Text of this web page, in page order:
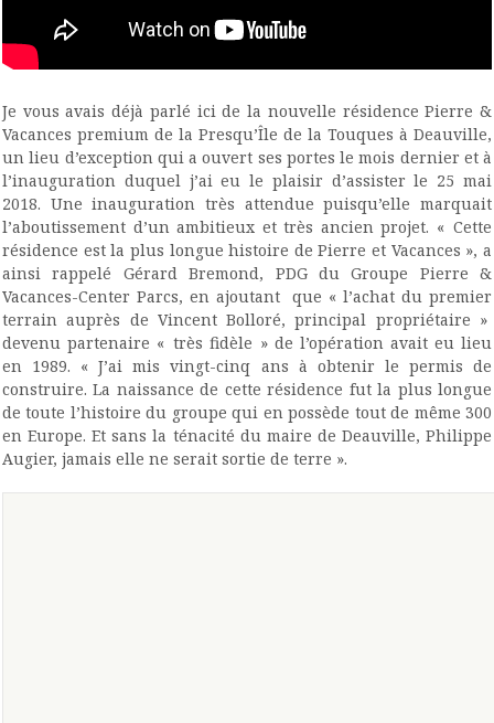
Je vous avais déjà parlé ici de la nouvelle résidence Pierre &
Vacances premium de la Presqu’Île de la Touques à Deauville,
un lieu d’exception qui a ouvert ses portes le mois dernier et à
l’inauguration duquel j’ai eu le plaisir d’assister le 25 mai
2018. Une inauguration très attendue puisqu’elle marquait
l’aboutissement d’un ambitieux et très ancien projet. « Cette
résidence est la plus longue histoire de Pierre et Vacances », a
ainsi rappelé Gérard Bremond, PDG du Groupe Pierre &
Vacances-Center Parcs, en ajoutant que « l’achat du premier
terrain auprès de Vincent Bolloré, principal propriétaire »
devenu partenaire « très fidèle » de l’opération avait eu lieu
en 1989. « J’ai mis vingt-cinq ans à obtenir le permis de
construire. La naissance de cette résidence fut la plus longue
de toute l’histoire du groupe qui en possède tout de même 300
en Europe. Et sans la ténacité du maire de Deauville, Philippe
Augier, jamais elle ne serait sortie de terre ».